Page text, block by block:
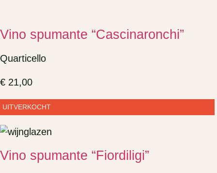
Vino spumante “Cascinaronchi”
Quarticello
€ 21,00
UITVERKOCHT
Vino spumante “Fiordiligi”